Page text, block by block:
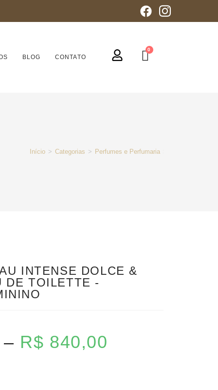
BLOG CONTATO
Início > Categorias > Perfumes e Perfumaria
INTENSE DOLCE &
DE TOILETTE -
R$ 840,00